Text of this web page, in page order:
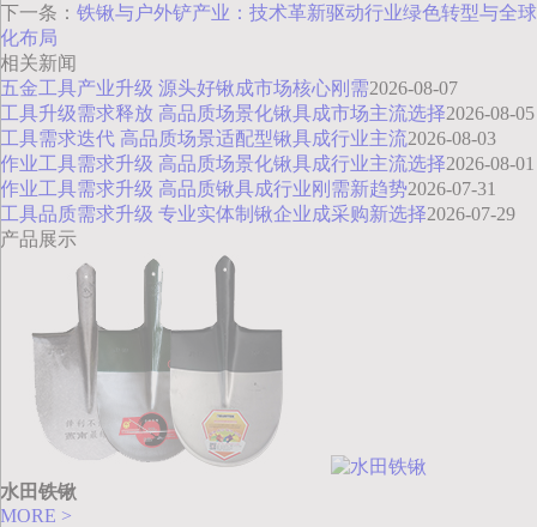
下一条： 铁锹与户外铲产业：技术革新驱动行业绿色转型与全球
化布局
相关新闻
五金工具产业升级 源头好锹成市场核心刚需2026-08-07
工具升级需求释放 高品质场景化锹具成市场主流选择2026-08-05
工具需求迭代 高品质场景适配型锹具成行业主流2026-08-03
作业工具需求升级 高品质场景化锹具成行业主流选择2026-08-01
作业工具需求升级 高品质锹具成行业刚需新趋势2026-07-31
工具品质需求升级 专业实体制锹企业成采购新选择2026-07-29
产品展示
水田铁锹
MORE >